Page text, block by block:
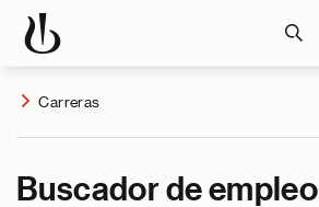
Carreras
Buscador de empleo